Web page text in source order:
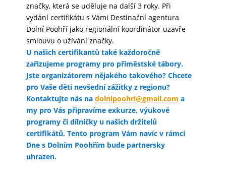
značky, která se uděluje na další 3 roky. Při
vydání certifikátu s Vámi Destinační agentura
Dolní Poohří jako regionální koordinátor uzavře
smlouvu o užívání značky.
U našich certifikantů také každoročně
zařizujeme programy pro příměstské tábory.
Jste organizátorem nějakého takového? Chcete
pro Vaše děti nevšední zážitky z regionu?
Kontaktujte nás na dolnipoohri@gmail.com a
my pro Vás připravíme exkurze, výukové
programy či dílničky u našich držitelů
certifikátů. Tento program Vám navíc v rámci
Dne s Dolním Poohřím bude partnersky
uhrazen.